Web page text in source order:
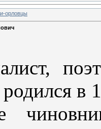
орловцы
родился в